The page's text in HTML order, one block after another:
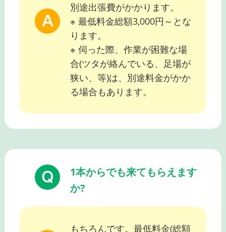
別途出張費がかかります。
※ 最低料金総額3,000円～とな
ります。
※ 伺った際、作業が困難な場
合(ツタが絡んでいる、足場が
狭い、等)は、別途料金がかか
る場合もあります。
1本からでも来てもらえます
か?
もちろんです。最低料金(総額